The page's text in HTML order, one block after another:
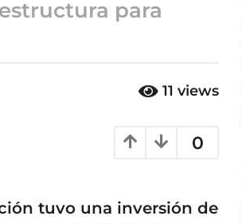
para
11 views
0
tuvo una inversión de